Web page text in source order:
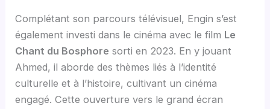
Complétant son parcours télévisuel, Engin s’est
également investi dans le cinéma avec le film Le
Chant du Bosphore sorti en 2023. En y jouant
Ahmed, il aborde des thèmes liés à l’identité
culturelle et à l’histoire, cultivant un cinéma
engagé. Cette ouverture vers le grand écran